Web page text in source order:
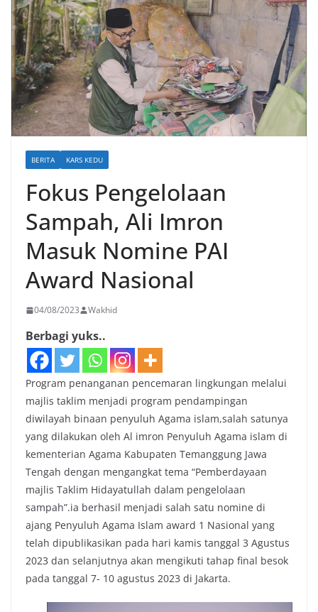
BERITA KARS KEDU
Fokus Pengelolaan
Sampah, Ali Imron
Masuk Nomine PAI
Award Nasional
04/08/2023 Wakhid
Berbagi yuks..
Program penanganan pencemaran lingkungan melalui
majlis taklim menjadi program pendampingan
diwilayah binaan penyuluh Agama islam,salah satunya
yang dilakukan oleh Al imron Penyuluh Agama islam di
kementerian Agama Kabupaten Temanggung Jawa
Tengah dengan mengangkat tema “Pemberdayaan
majlis Taklim Hidayatullah dalam pengelolaan
sampah”.ia berhasil menjadi salah satu nomine di
ajang Penyuluh Agama Islam award 1 Nasional yang
telah dipublikasikan pada hari kamis tanggal 3 Agustus
2023 dan selanjutnya akan mengikuti tahap final besok
pada tanggal 7- 10 agustus 2023 di Jakarta.